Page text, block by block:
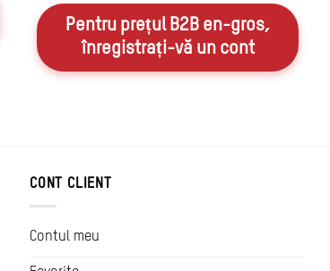
Pentru prețul B2B en-gros,
înregistrați-vă un cont
CONT CLIENT
Contul meu